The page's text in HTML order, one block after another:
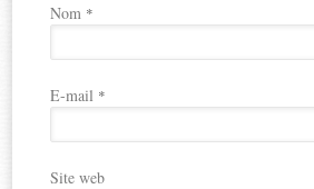
Nom *
E-mail *
Site web